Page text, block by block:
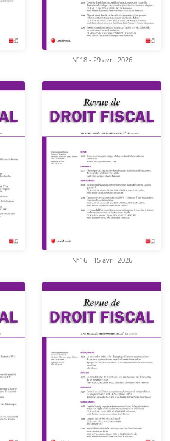
N°18 - 29 avril 2026
N°16 - 15 avril 2026